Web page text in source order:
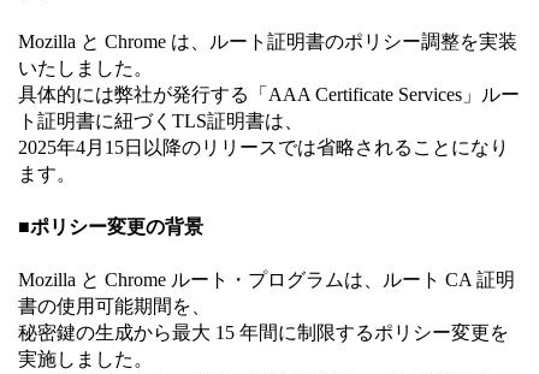
Mozilla と Chrome は、ルート証明書のポリシー調整を実装
いたしました。
具体的には弊社が発行する「AAA Certificate Services」ルー
ト証明書に紐づくTLS証明書は、
2025年4月15日以降のリリースでは省略されることになり
ます。
■ポリシー変更の背景
Mozilla と Chrome ルート・プログラムは、ルート CA 証明
書の使用可能期間を、
秘密鍵の生成から最大 15 年間に制限するポリシー変更を
実施しました。